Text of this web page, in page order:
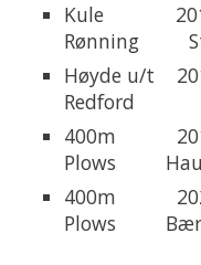
Kule
Rønning
Høyde u/t
Redford
400m
Plows
400m
Plows